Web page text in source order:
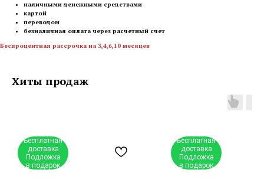
наличными денежными средствами
картой
переводом
безналичная оплата через расчетный счет
Беспроцентная рассрочка на 3,4,6,10 месяцев
Хиты продаж
Бесплатная
доставка
Подложка
в подарок
Бесплатная
доставка
Подложка
в подарок